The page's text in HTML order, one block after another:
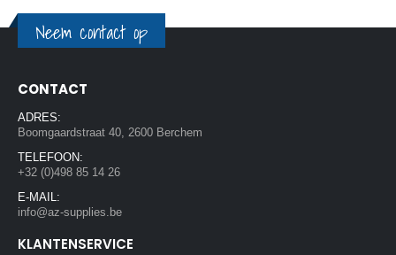
Neem contact op
CONTACT
ADRES:
Boomgaardstraat 40, 2600 Berchem
TELEFOON:
+32 (0)498 85 14 26
E-MAIL:
info@az-supplies.be
KLANTENSERVICE